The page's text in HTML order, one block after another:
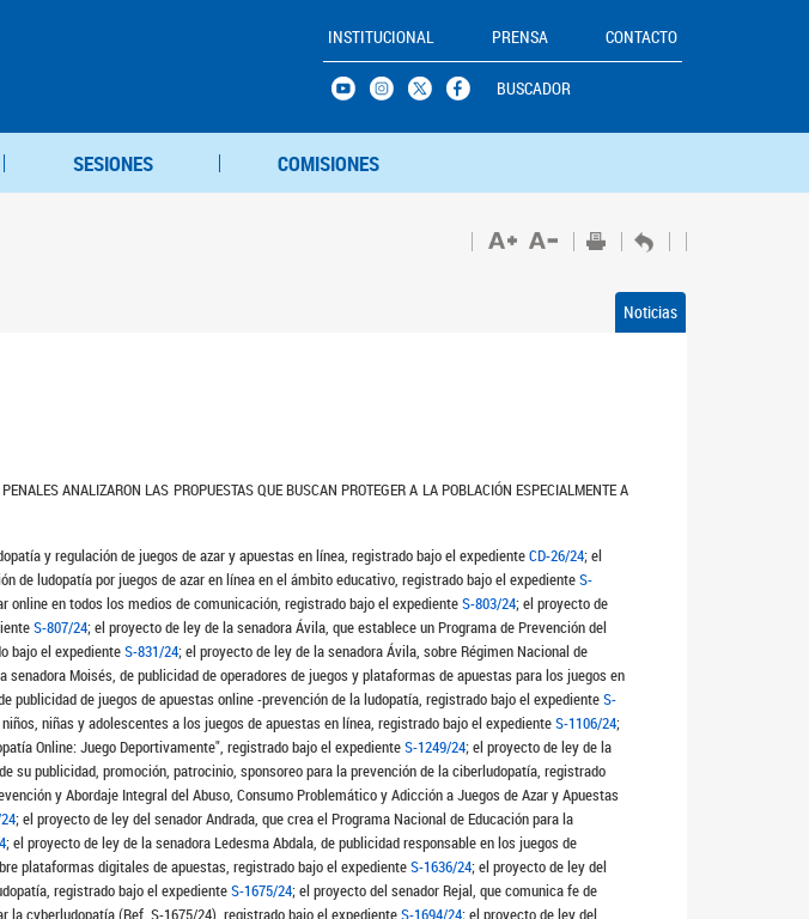
INSTITUCIONAL PRENSA CONTACTO
BUSCADOR
SESIONES COMISIONES
Noticias
ANALIZARON LAS PROPUESTAS QUE BUSCAN PROTEGER A LA POBLACIÓN ESPECIALMENTE A
y regulación de juegos de azar y apuestas en línea, registrado bajo el expedienteCD-26/24; el
de ludopatía por juegos de azar en línea en el ámbito educativo, registrado bajo el expedienteS-
online en todos los medios de comunicación, registrado bajo el expedienteS-803/24; el proyecto de
S-807/24; el proyecto de ley de la senadora Ávila, que establece un Programa de Prevención del
bajo el expedienteS-831/24; el proyecto de ley de la senadora Ávila, sobre Régimen Nacional de
senadora Moisés, de publicidad de operadores de juegos y plataformas de apuestas para los juegos en
publicidad de juegos de apuestas online -prevención de la ludopatía, registrado bajo el expedienteS-
niñas y adolescentes a los juegos de apuestas en línea, registrado bajo el expedienteS-1106/24;
Online: Juego Deportivamente", registrado bajo el expedienteS-1249/24; el proyecto de ley de la
su publicidad, promoción, patrocinio, sponsoreo para la prevención de la ciberludopatía, registrado
y Abordaje Integral del Abuso, Consumo Problemático y Adicción a Juegos de Azar y Apuestas
; el proyecto de ley del senador Andrada, que crea el Programa Nacional de Educación para la
; el proyecto de ley de la senadora Ledesma Abdala, de publicidad responsable en los juegos de
plataformas digitales de apuestas, registrado bajo el expedienteS-1636/24; el proyecto de ley del
registrado bajo el expedienteS-1675/24; el proyecto del senador Rejal, que comunica fe de
cyberludopatía (Ref. S-1675/24), registrado bajo el expedienteS-1694/24; el proyecto de ley del